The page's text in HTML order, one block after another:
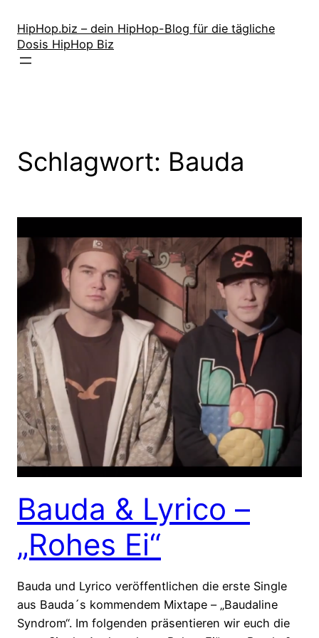
Inhalt
springen
HipHop.biz – dein HipHop-Blog für die tägliche
Dosis HipHop Biz
Schlagwort: Bauda
Bauda & Lyrico –
„Rohes Ei“
Bauda und Lyrico veröffentlichen die erste Single
aus Bauda´s kommendem Mixtape – „Baudaline
Syndrom“. Im folgenden präsentieren wir euch die